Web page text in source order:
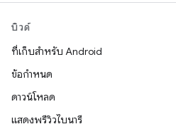
บิวด์
ที่เก็บสำหรับ Android
ข้อกำหนด
ดาวน์โหลด
แสดงพรีวิวไบนารี